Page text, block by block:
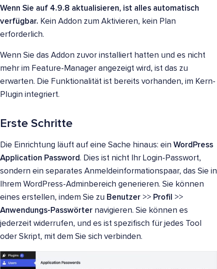
Wenn Sie auf 4.9.8 aktualisieren, ist alles automatisch
verfügbar. Kein Addon zum Aktivieren, kein Plan
erforderlich.
Wenn Sie das Addon zuvor installiert hatten und es nicht
mehr im Feature-Manager angezeigt wird, ist das zu
erwarten. Die Funktionalität ist bereits vorhanden, im Kern-
Plugin integriert.
Erste Schritte
Die Einrichtung läuft auf eine Sache hinaus: ein WordPress
Application Password. Dies ist nicht Ihr Login-Passwort,
sondern ein separates Anmeldeinformationspaar, das Sie in
Ihrem WordPress-Adminbereich generieren. Sie können
eines erstellen, indem Sie zu Benutzer >> Profil >>
Anwendungs-Passwörter navigieren. Sie können es
jederzeit widerrufen, und es ist spezifisch für jedes Tool
oder Skript, mit dem Sie sich verbinden.